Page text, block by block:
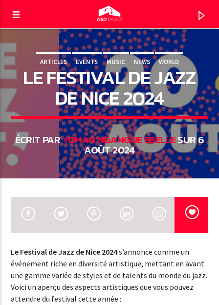
NSD RADIO
LE DIRECT
EN CE MOMENT
TITRE
ARTISTE
EMISSION EN COURS
ARTICLES EVENTS MUSIC NEWS WORLD
LE FESTIVAL DE JAZZ
DE NICE 2024
ÉCRIT PARYOHAN NGANGUE EBELLESUR 6
AOÛT 2024
Le Festival de Jazz de Nice 2024s’annonce comme un
événement riche en diversité artistique, mettant en avant
une gamme variée de styles et de talents du monde du jazz.
Voici un aperçu des aspects artistiques que vous pouvez
attendre du festival cette année :